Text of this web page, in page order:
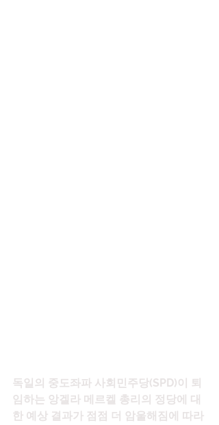
독일의 중도좌파 사회민주당(SPD)이 퇴
임하는 앙겔라 메르켈 총리의 정당에 대
한 예상 결과가 점점 더 암울해짐에 따라